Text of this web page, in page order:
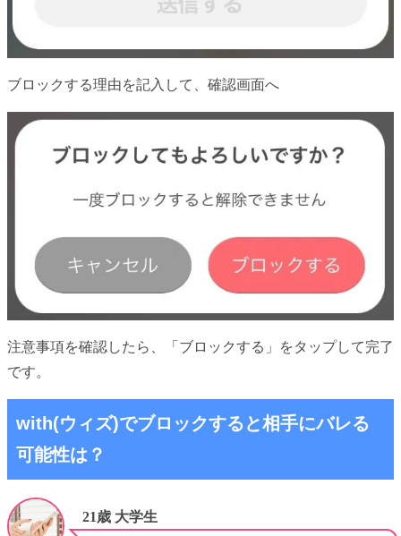
ブロックする理由を記入して、確認画面へ
注意事項を確認したら、「ブロックする」をタップして完了
です。
with(ウィズ)でブロックすると相手にバレる
可能性は？
21歳 大学生